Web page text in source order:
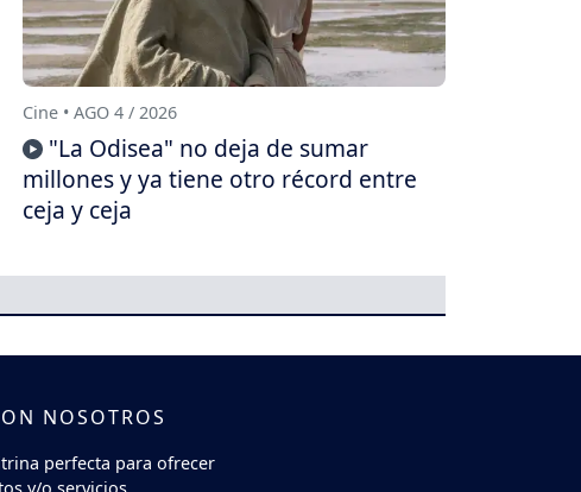
Cine • AGO 4 / 2026
"La Odisea" no deja de sumar
millones y ya tiene otro récord entre
ceja y ceja
NOSOTROS
perfecta para ofrecer